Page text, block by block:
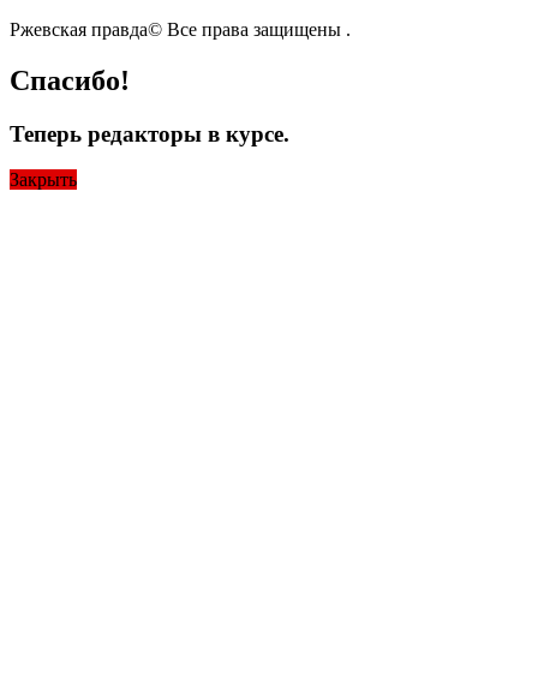
Ржевская правда© Все права защищены .
Спасибо!
Теперь редакторы в курсе.
Закрыть